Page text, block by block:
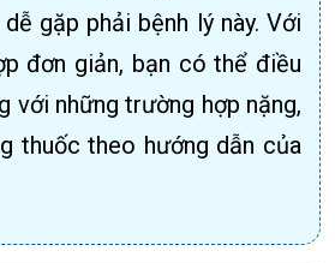
gặp phải bệnh lý này. Với
đơn giản, bạn có thể điều
với những trường hợp nặng,
thuốc theo hướng dẫn của